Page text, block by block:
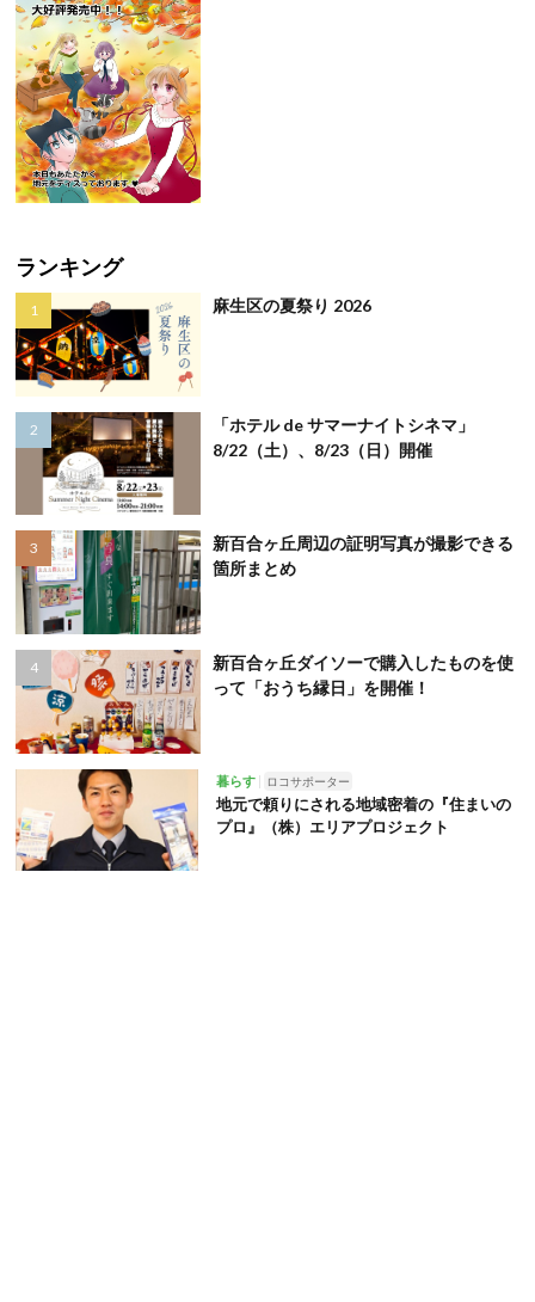
ランキング
麻生区の夏祭り 2026
「ホテル de サマーナイトシネマ」
8/22（土）、8/23（日）開催
新百合ヶ丘周辺の証明写真が撮影できる
箇所まとめ
新百合ヶ丘ダイソーで購入したものを使
って「おうち縁日」を開催！
暮らす ロコサポーター
地元で頼りにされる地域密着の『住まいの
プロ』（株）エリアプロジェクト